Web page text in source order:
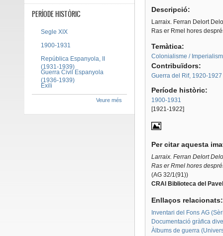
Descripció:
Larraix. Ferran Delort
Ras er Rmel hores
Temàtica:
Colonialisme /
Contribuïdors:
Guerra del Rif, 1920-1927
Període històric:
1900-1931
[1921-1922]
Per citar aquesta
Larraix. Ferran Delort
Ras er Rmel hores
(AG 32/1(91))
CRAI Biblioteca del
Enllaços
Inventari del Fons AG
Documentació gràfica
Àlbums de guerra
PERÍODE HISTÒRIC
Segle XIX
1900-1931
República Espanyola, II
(1931-1939)
Guerra Civil Espanyola
(1936-1939)
Exili
Veure més